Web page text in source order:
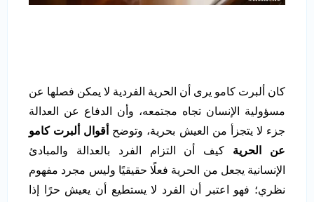
كان ألبرت كامو يرى أن الحرية الفردية لا يمكن فصلها عن
مسؤولية الإنسان تجاه مجتمعه، وأن الدفاع عن العدالة
جزء لا يتجزأ من العيش بحرية، وتوضح أقوال ألبرت كامو
عن الحرية كيف أن التزام الفرد بالعدالة والمبادئ
الإنسانية يجعل من الحرية فعلًا حقيقيًا وليس مجرد مفهوم
نظري؛ فهو اعتبر أن الفرد لا يستطيع أن يعيش حرًا إذا